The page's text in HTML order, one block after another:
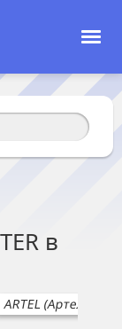
в
ARTEL (Артел)